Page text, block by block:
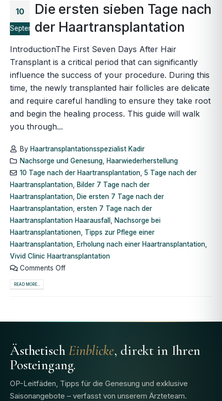
10
September
Die ersten sieben Tage nach
der Haartransplantation
IntroductionThe First Seven Days After Hair
Transplant is a critical period that can significantly
influence the success of your procedure. During this
time, the newly transplanted hair follicles are delicate
and require careful handling to ensure they take root
and begin the healing process. This guide will walk
you through...
By Haartransplantationsspezialist Kadir
Nachsorge und Genesung,
Haarwiederherstellung
10 Tage nach der Haartransplantation, 5 Tage nach der
Haartransplantation
Bilder 7 Tage nach der
Haartransplantation
Die ersten 7 Tage nach der
Haartransplantation ersten 7 Tage nach der
Haartransplantation Haarausfall
Nachsorge bei
Haartransplantationen Tipps zur Pflege einer
Haartransplantation
Erholung nach einer Haartransplantation
Vivid Clinic Haartransplantation
Comments Off
READ MORE...
ÄsthetischEinblicke, direkt in Ihren
Posteingang.
OP-Leitfäden, Tipps für die Genesung und exklusive
Saisonangebote – verfasst von unserem Ärzteteam.